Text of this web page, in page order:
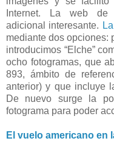
Internet. La web de
adicional interesante.
mediante dos opciones:
introducimos “Elche”
ocho fotogramas, que
893, ámbito de
anterior) y que incluye
De nuevo surge la
fotograma para poder
El vuelo americano en